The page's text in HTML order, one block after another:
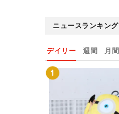
ニュースランキング
デイリー 週間 月間